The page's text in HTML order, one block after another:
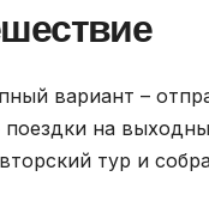
вариант –
на
тур и